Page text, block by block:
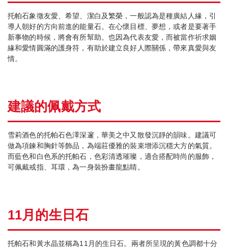
托帕石象徵友愛、希望、潔白及繁榮，一般認為是種廣結人緣，引
導人朝好的方向前進的能量石。在心懷目標、夢想，或者是要著手
新事物的時候，將會有所幫助。也因為代表友愛，而被當作祈求姻
緣和愛情圓滿的護身符，有助於建立良好人際關係，帶來真愛與友
情。
建議的佩戴方式
雪莉酒色的托帕石色澤深邃，華美之中又散發沉靜的韻味。建議可
做為項鍊和胸針等飾品，為端莊優雅的裝束增添沉穩大方的氣質。
而藍色和白色系的托帕石，色彩清透璀璨，適合搭配時尚的服飾，
可佩戴戒指、耳環，為一身裝扮畫龍點睛。
11月的生日石
托帕石和黃水晶並稱為11月的生日石。兩者所呈現的黃色調都十分